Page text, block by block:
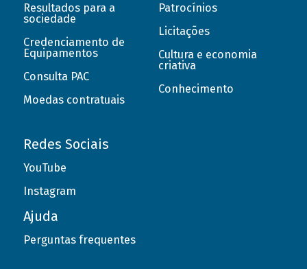
Resultados para a
sociedade
Credenciamento de
Equipamentos
Consulta PAC
Moedas contratuais
Patrocínios
Licitações
Cultura e economia
criativa
Conhecimento
Redes Sociais
YouTube
Instagram
Ajuda
Perguntas frequentes